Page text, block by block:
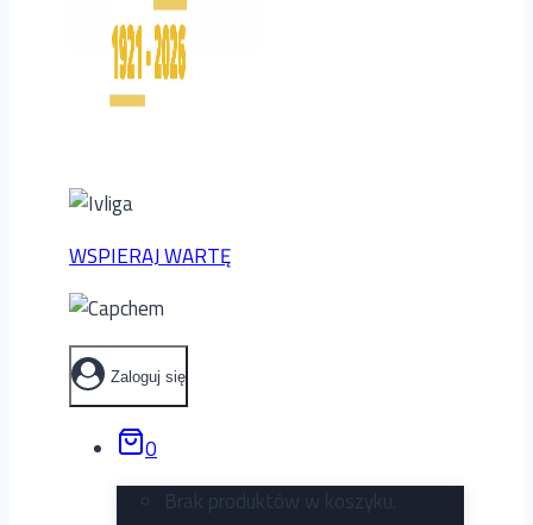
WSPIERAJ WARTĘ
Zaloguj się
0
Brak produktów w koszyku.